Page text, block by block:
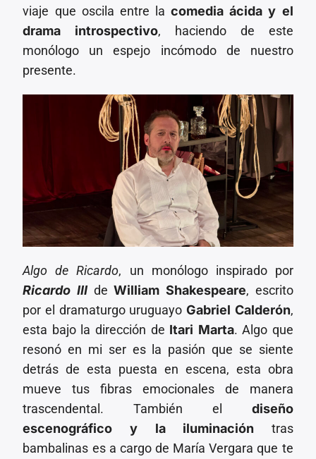
viaje que oscila entre lacomedia ácida y el
drama introspectivo, haciendo de este
monólogo un espejo incómodo de nuestro
presente.
Algo de Ricardo, un monólogo inspirado por
Ricardo III deWilliam Shakespeare, escrito
por el dramaturgo uruguayo Gabriel Calderón,
esta bajo la dirección de Itari Marta. Algo que
resonó en mi ser es la pasión que se siente
detrás de esta puesta en escena, esta obra
mueve tus fibras emocionales de manera
trascendental. También el diseño
escenográfico y la iluminación tras
bambalinas es a cargo de María Vergara que te